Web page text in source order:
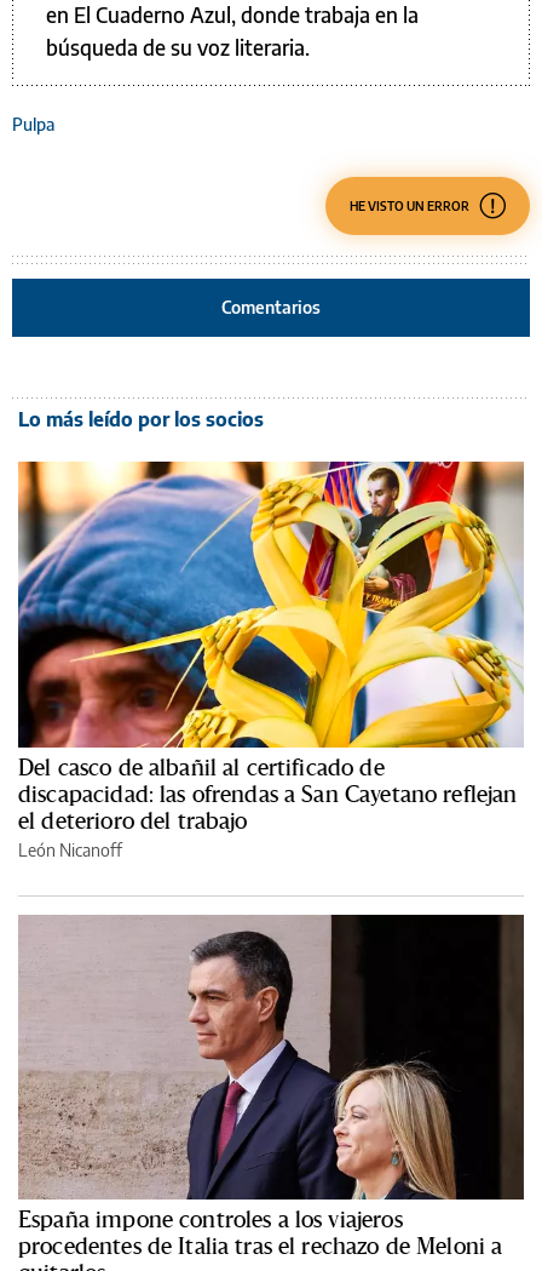
en El Cuaderno Azul, donde trabaja en la
búsqueda de su voz literaria.
Pulpa
HE VISTO UN ERROR
Comentarios
Lo más leído por los socios
Del casco de albañil al certificado de
discapacidad: las ofrendas a San Cayetano reflejan
el deterioro del trabajo
León Nicanoff
España impone controles a los viajeros
procedentes de Italia tras el rechazo de Meloni a